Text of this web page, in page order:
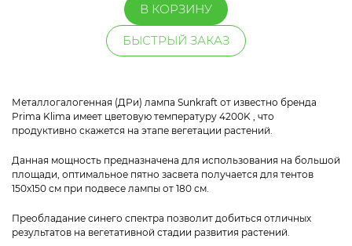
В КОРЗИНУ
БЫСТРЫЙ ЗАКАЗ
Металлогалогенная (ДРи) лампа Sunkraft от известно бренда
Prima Klima имеет цветовую температуру 4200K , что
продуктивно скажется на этапе вегетации растений.
Данная мощность предназначена для использования на большой
площади, оптимальное пятно засвета получается для тентов
150x150 см при подвесе лампы от 180 см.
Преобладание синего спектра позволит добиться отличных
результатов на вегетативной стадии развития растений.